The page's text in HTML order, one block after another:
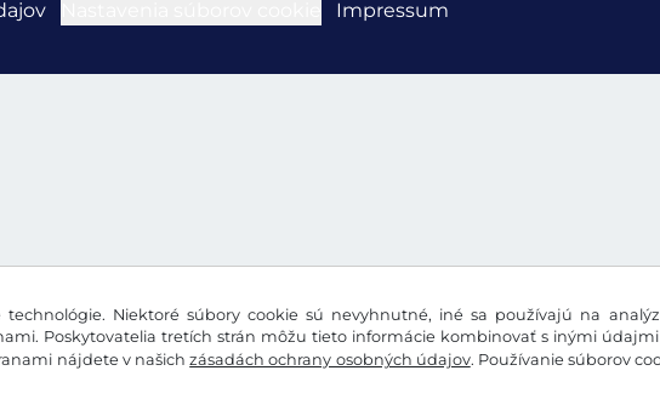
Niektoré súbory cookie sú nevyhnutné, iné sa používajú na
Poskytovatelia tretích strán môžu tieto informácie kombinovať s inými
nájdete v našichzásadách ochrany osobných údajov. Používanie súborov
Impressum